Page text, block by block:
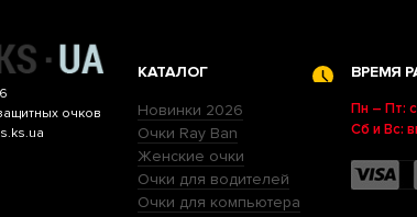
очков
КАТАЛОГ
Новинки 2026
Очки Ray Ban
Женские очки
Очки для водителей
Очки для компьютера
ВРЕМЯ
Пн – Пт:
Сб и Вс: